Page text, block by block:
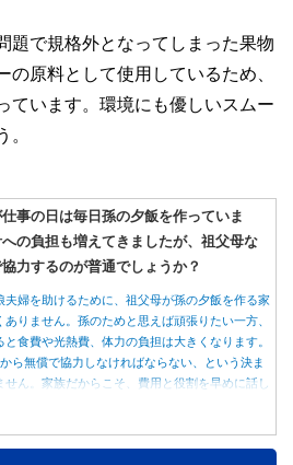
題で規格外となってしまった果物
の原料として使用しているため、
ています。環境にも優しいスムー
。
事の日は毎日孫の夕飯を作っていま
の負担も増えてきましたが、祖父母な
協力するのが普通でしょうか？
夫婦を助けるために、祖父母が孫の夕飯を作る家
ありません。孫のためと思えば頑張りたい一方、
と食費や光熱費、体力の負担は大きくなります。
ら無償で協力しなければならない、という決ま
せん。家族だからこそ、費用と役割を早めに話し